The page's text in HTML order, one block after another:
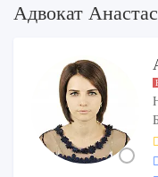
Адвокат